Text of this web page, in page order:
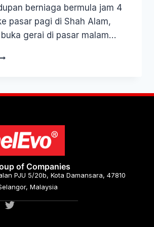
berniaga bermula jam 4
pasar pagi di Shah Alam,
gerai di pasar malam…
of Companies
PJU 5/20b, Kota Damansara, 47810
Malaysia